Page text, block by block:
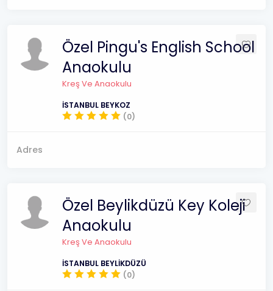
Özel Pingu's English School
Anaokulu
Kreş Ve Anaokulu
İSTANBUL BEYKOZ
(0)
Adres
Özel Beylikdüzü Key Koleji
Anaokulu
Kreş Ve Anaokulu
İSTANBUL BEYLİKDÜZÜ
(0)